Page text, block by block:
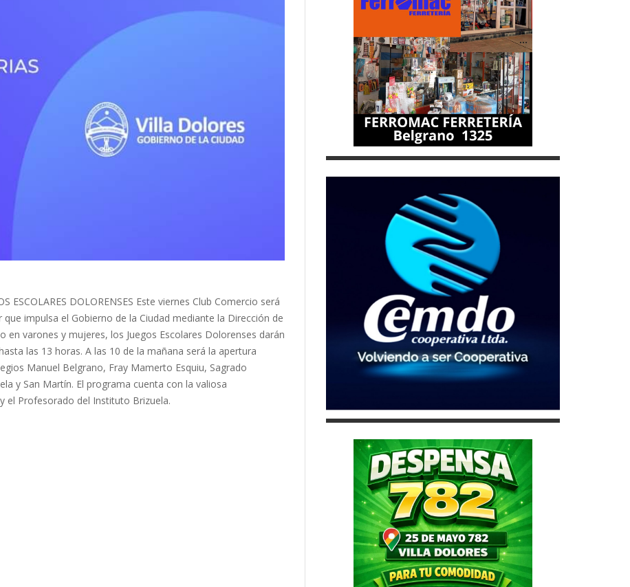
ESCOLARES DOLORENSES Este viernes Club Comercio será
impulsa el Gobierno de la Ciudad mediante la Dirección de
en varones y mujeres, los Juegos Escolares Dolorenses darán
las 13 horas. A las 10 de la mañana será la apertura
Manuel Belgrano, Fray Mamerto Esquiu, Sagrado
y San Martín. El programa cuenta con la valiosa
el Profesorado del Instituto Brizuela.